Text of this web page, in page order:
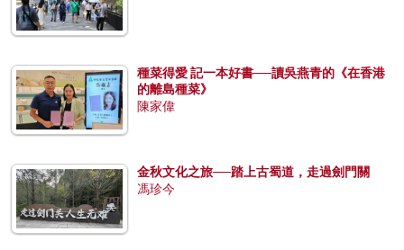
種菜得愛 記一本好書──讀吳燕青的《在香港
的離島種菜》
陳家偉
金秋文化之旅──踏上古蜀道，走過劍門關
馮珍今